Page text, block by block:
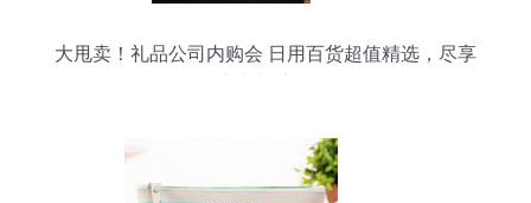
大甩卖！礼品公司内购会 日用百货超值精选，尽享